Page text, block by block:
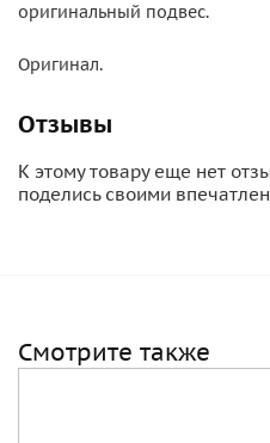
оригинальный подвес.
Оригинал.
Отзывы
К этому товару еще нет
поделись своими
Смотрите также